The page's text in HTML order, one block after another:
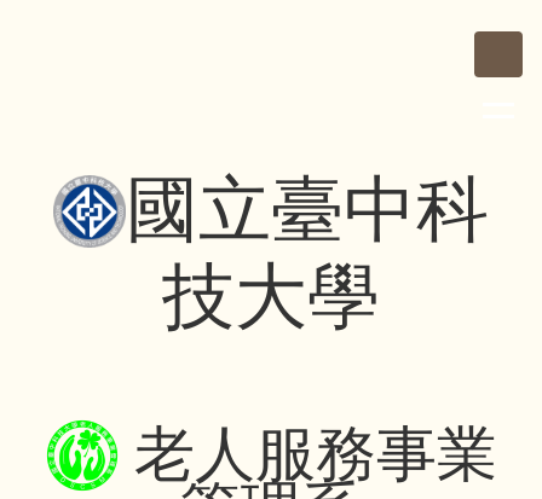
國立臺中科
技大學
老人服務事業